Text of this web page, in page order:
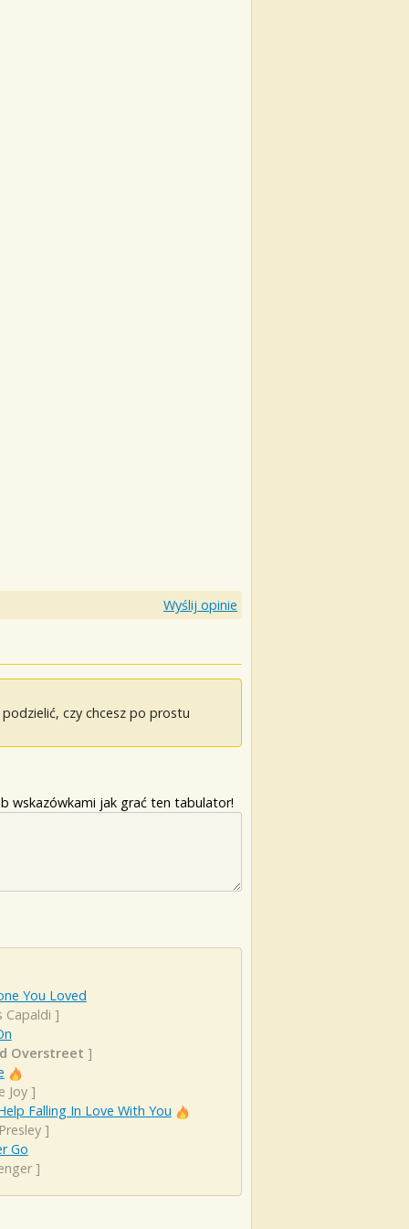
Wyślij opinie
czy chcesz po prostu
wskazówkami jak grać ten tabulator!
You Loved
Capaldi ]
Overstreet ]
Joy]
Falling In Love With You
]
Go
]